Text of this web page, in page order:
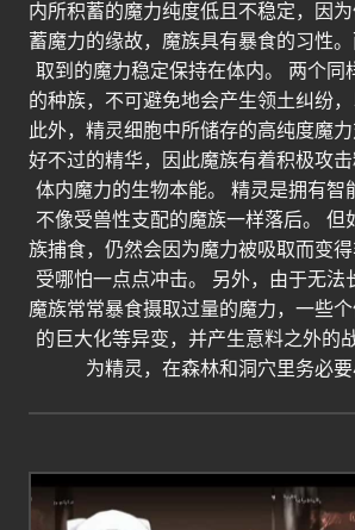
内所积蓄的魔力纯度低且不稳定，因
蓄魔力的缘故，魔族具有暴食的习性
取到的魔力稳定保持在体内。 两个同
的种族，不可避免地会产生领土纠纷，
此外，精灵细胞中所储存的高纯度魔
好不过的精华，因此魔族有着积极攻
体内魔力的生物本能。 精灵是拥有智
不像受兽性支配的魔族一样落后。 但
族捕食，仍然会因为魔力被吸取而变
受哪怕一点点冲击。 另外，由于无法
魔族常常暴食摄取过量的魔力，一些
的巨大化等异变，并产生意料之外的
为精灵，在森林和洞穴里务必要